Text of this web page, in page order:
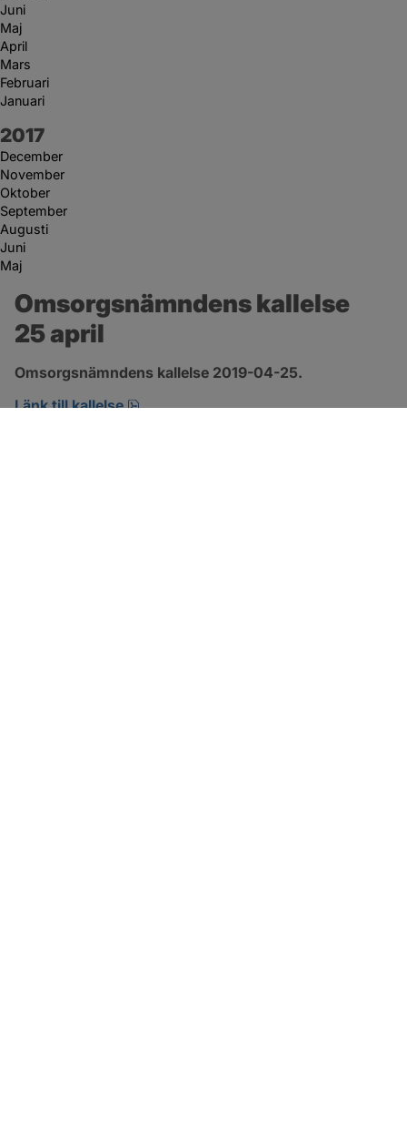
Juni
Maj
April
Mars
Februari
Januari
År:
2017
December
November
Oktober
September
Augusti
Juni
Maj
Omsorgsnämndens kallelse
25 april
Omsorgsnämndens kallelse 2019-04-25.
Länk till kallelse
pdf, öppnas i nytt fönster.